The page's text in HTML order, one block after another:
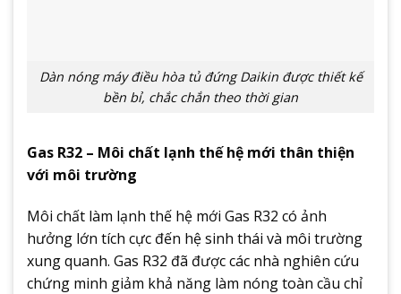
Dàn nóng máy điều hòa tủ đứng Daikin được thiết kế
bền bỉ, chắc chắn theo thời gian
Gas R32 – Môi chất lạnh thế hệ mới thân thiện
với môi trường
Môi chất làm lạnh thế hệ mới Gas R32 có ảnh
hưởng lớn tích cực đến hệ sinh thái và môi trường
xung quanh. Gas R32 đã được các nhà nghiên cứu
chứng minh giảm khả năng làm nóng toàn cầu chỉ